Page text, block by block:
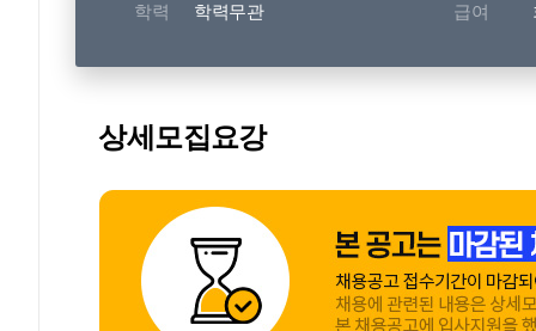
학력 학력무관 급여
상세모집요강